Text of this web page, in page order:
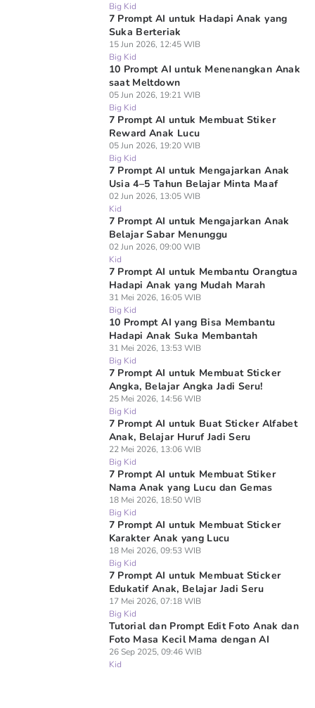
Big Kid
7 Prompt AI untuk Hadapi Anak yang
Suka Berteriak
15 Jun 2026, 12:45 WIB
Big Kid
10 Prompt AI untuk Menenangkan Anak
saat Meltdown
05 Jun 2026, 19:21 WIB
Big Kid
7 Prompt AI untuk Membuat Stiker
Reward Anak Lucu
05 Jun 2026, 19:20 WIB
Big Kid
7 Prompt AI untuk Mengajarkan Anak
Usia 4–5 Tahun Belajar Minta Maaf
02 Jun 2026, 13:05 WIB
Kid
7 Prompt AI untuk Mengajarkan Anak
Belajar Sabar Menunggu
02 Jun 2026, 09:00 WIB
Kid
7 Prompt AI untuk Membantu Orangtua
Hadapi Anak yang Mudah Marah
31 Mei 2026, 16:05 WIB
Big Kid
10 Prompt AI yang Bisa Membantu
Hadapi Anak Suka Membantah
31 Mei 2026, 13:53 WIB
Big Kid
7 Prompt AI untuk Membuat Sticker
Angka, Belajar Angka Jadi Seru!
25 Mei 2026, 14:56 WIB
Big Kid
7 Prompt AI untuk Buat Sticker Alfabet
Anak, Belajar Huruf Jadi Seru
22 Mei 2026, 13:06 WIB
Big Kid
7 Prompt AI untuk Membuat Stiker
Nama Anak yang Lucu dan Gemas
18 Mei 2026, 18:50 WIB
Big Kid
7 Prompt AI untuk Membuat Sticker
Karakter Anak yang Lucu
18 Mei 2026, 09:53 WIB
Big Kid
7 Prompt AI untuk Membuat Sticker
Edukatif Anak, Belajar Jadi Seru
17 Mei 2026, 07:18 WIB
Big Kid
Tutorial dan Prompt Edit Foto Anak dan
Foto Masa Kecil Mama dengan AI
26 Sep 2025, 09:46 WIB
Kid